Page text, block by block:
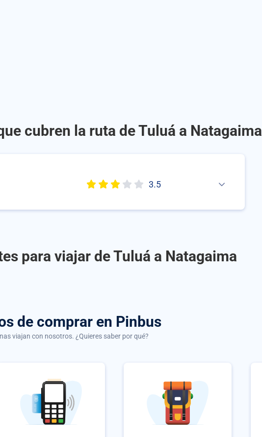
cubren la ruta de Tuluá a Natagaima
3.5
para viajar de Tuluá a Natagaima
de comprar en Pinbus
viajan con nosotros. ¿Quieres saber por qué?